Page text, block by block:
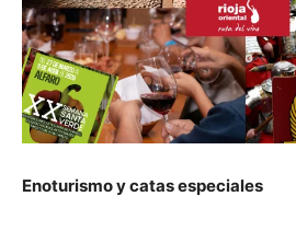
Enoturismo y catas especiales